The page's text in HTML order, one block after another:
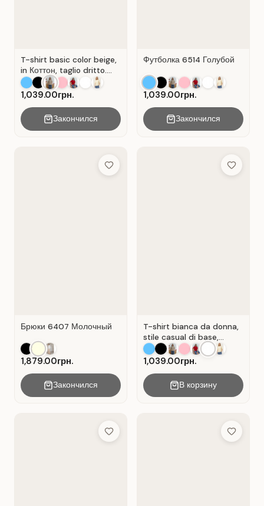
T-shirt basic color beige,
in Коттон, taglio dritto.
Colore Beige.
1,039.00грн.
Закончился
Футболка 6514 Голубой
1,039.00грн.
Закончился
Add to Wish List
Брюки 6407 Молочный
1,879.00грн.
Закончился
Add to
T-shirt bianca da donna,
stile casual di base,
materiale Cot Bianco .
1,039.00грн.
В корзину
Add to Wish List Add to